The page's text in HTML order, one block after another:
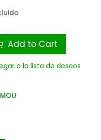
Add to Cart
a la lista de deseos